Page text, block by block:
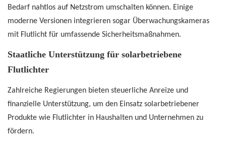
Bedarf nahtlos auf Netzstrom umschalten können. Einige
moderne Versionen integrieren sogar Überwachungskameras
mit Flutlicht für umfassende Sicherheitsmaßnahmen.
Staatliche Unterstützung für solarbetriebene
Flutlichter
Zahlreiche Regierungen bieten steuerliche Anreize und
finanzielle Unterstützung, um den Einsatz solarbetriebener
Produkte wie Flutlichter in Haushalten und Unternehmen zu
fördern.